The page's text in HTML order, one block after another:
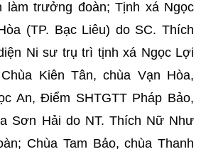
làm trưởng đoàn; Tịnh xá Ngọc
(TP. Bạc Liêu) do SC. Thích
Ni sư trụ trì tịnh xá Ngọc Lợi
Kiên Tân, chùa Vạn Hòa,
An, Điểm SHTGTT Pháp Bảo,
Sơn Hải do NT. Thích Nữ Như
Chùa Tam Bảo, chùa Thanh